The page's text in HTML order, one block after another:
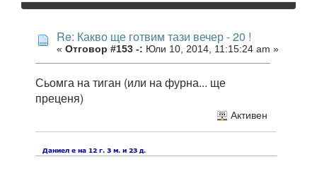
Re: Какво ще готвим тази вечер - 20 !
« Отговор #153 -: Юли 10, 2014, 11:15:24 am »
Сьомга на тиган (или на фурна... ще
преценя)
Активен